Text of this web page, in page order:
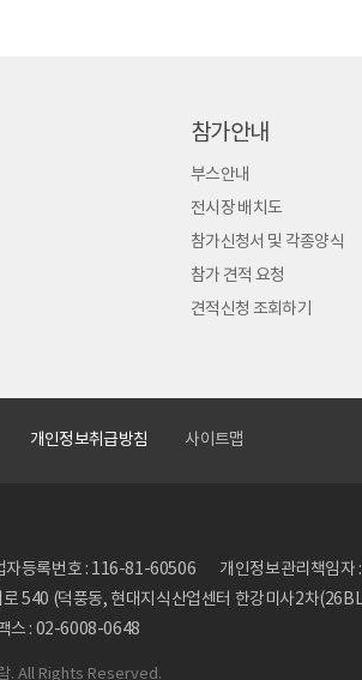
참가안내
부스안내
전시장 배치도
참가신청서 및 각종양식
참가 견적 요청
견적신청 조회하기
개인정보취급방침 사이트맵
자등록번호 : 116-81-60506
개인정보관리책임
로 540 (덕풍동, 현대지식산업센터 한강미사2차
스 : 02-6008-0648
. All Rights Reserved.